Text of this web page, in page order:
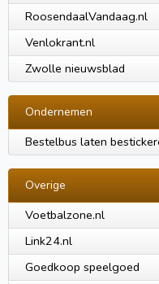
RoosendaalVandaag.nl
Venlokrant.nl
Zwolle nieuwsblad
Ondernemen
Bestelbus laten
Overige
Voetbalzone.nl
Link24.nl
Goedkoop speelgoed